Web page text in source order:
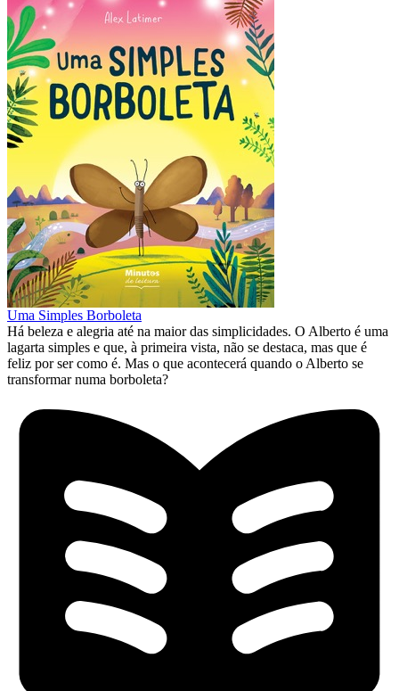
Uma Simples Borboleta
Há beleza e alegria até na maior das simplicidades. O Alberto é uma
lagarta simples e que, à primeira vista, não se destaca, mas que é
feliz por ser como é. Mas o que acontecerá quando o Alberto se
transformar numa borboleta?